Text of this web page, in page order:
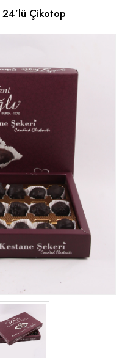
Çikotop